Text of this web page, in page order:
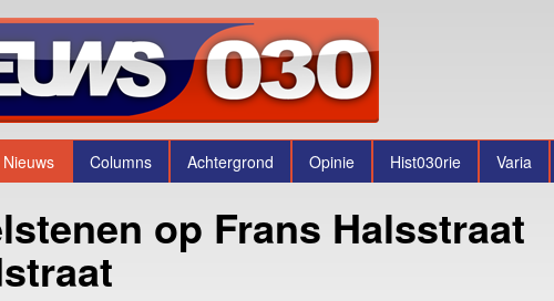
Nieuws Columns Achtergrond Opinie Hist030rie Varia
op Frans Halsstraat